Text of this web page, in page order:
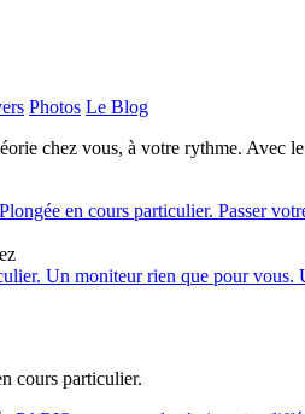
Photos Le Blog
chez vous, à votre rythme. Avec le
cours particulier.